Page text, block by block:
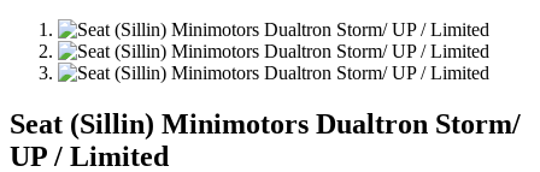
Seat (Sillin) Minimotors Dualtron Storm/
UP / Limited